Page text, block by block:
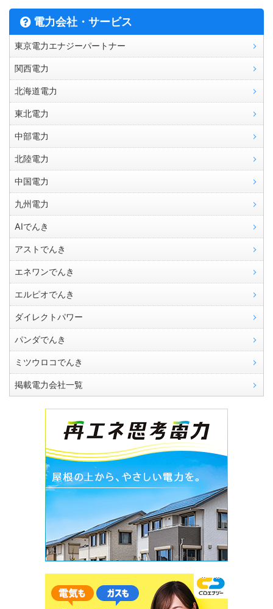
電力会社・サービス
東京電力エナジーパートナー
関西電力
北海道電力
東北電力
中部電力
北陸電力
中国電力
九州電力
AIでんき
アストでんき
エネワンでんき
エルピオでんき
ダイレクトパワー
パンダでんき
ミツウロコでんき
掲載電力会社一覧